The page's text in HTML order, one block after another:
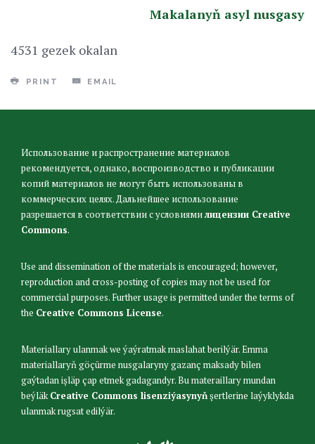
Makalanyň asyl nusgasy
4531 gezek okalan
PRINT EMAIL
Использование и распространение материалов
рекомендуется, однако, воспроизводство и публикации
копий материалов не могут быть использованы в
коммерческих целях. Дальнейшее использование
разрешается в соответствии с условиямилицензии Creative
Commons.
Use and dissemination of the materials is encouraged; however,
reproduction and cross-posting of copies may not be used for
commercial purposes. Further usage is permitted under the terms of
the Creative Commons License.
Materiallary ulanmak we ýaýratmak maslahat berilýär. Emma
materiallaryň göçürme nusgalaryny gazanç maksady bilen
gaýtadan işläp çap etmek gadagandyr. Bu materaillary mundan
beýläkCreative Commons lisenziýasynyňşertlerine laýyklykda
ulanmak rugsat edilýär.